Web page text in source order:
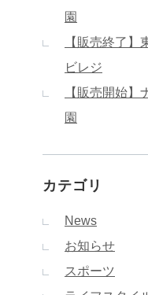
園
【販売終了】
ビレジ
【販売開始】
園
カテゴリ
News
お知らせ
スポーツ